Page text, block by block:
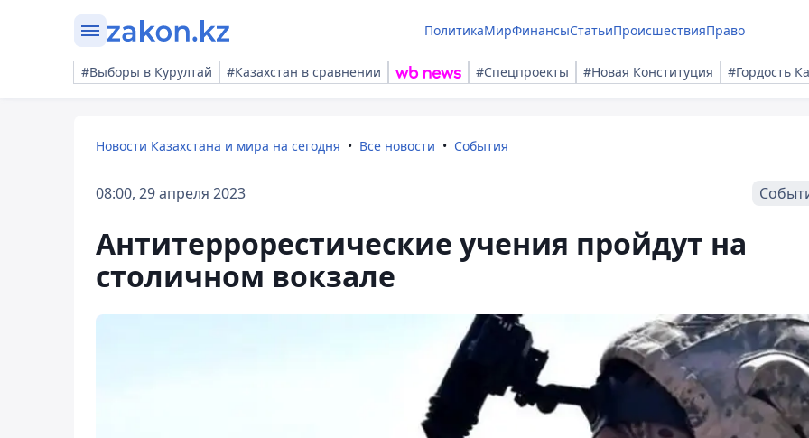
ПолитикаМирФинансыСтатьиПроисшествияПраво
#Выборы в Курултай #Казахстан в сравнении #Спецпроекты #Новая Конституция #Гордость
Новости Казахстана и мира на сегодня Все новости События
08:00, 29 апреля 2023
Антитеррорестические учения пройдут на
столичном вокзале